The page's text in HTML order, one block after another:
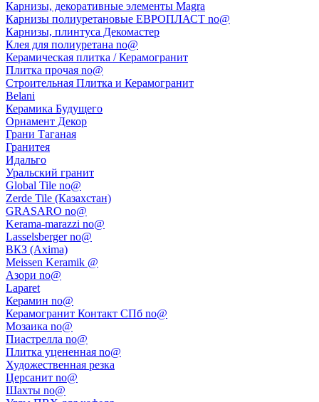
Карнизы, декоративные элементы Magra
Карнизы полиуретановые ЕВРОПЛАСТ no@
Карнизы, плинтуса Декомастер
Клея для полиуретана no@
Керамическая плитка / Керамогранит
Плитка прочая no@
Строительная Плитка и Керамогранит
Belani
Керамика Будущего
Орнамент Декор
Грани Таганая
Гранитея
Идальго
Уральский гранит
Global Tile no@
Zerde Tile (Казахстан)
GRASARO no@
Kerama-marazzi no@
Lasselsberger no@
ВКЗ (Axima)
Meissen Keramik @
Азори no@
Laparet
Керамин no@
Керамогранит Контакт СПб no@
Мозаика no@
Пиастрелла no@
Плитка уцененная no@
Художественная резка
Церсанит no@
Шахты no@